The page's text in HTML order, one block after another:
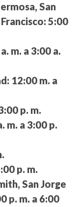
San
5:00
m. a 3:00 a.
12:00 m. a
p. m.
m. a 3:00 p.
p. m.
San Jorge
p. m. a 6:00